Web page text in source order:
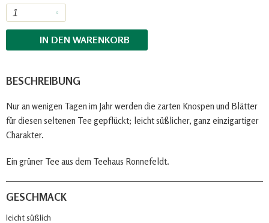
IN DEN WARENKORB
BESCHREIBUNG
Nur an wenigen Tagen im Jahr werden die zarten Knospen und Blätter
für diesen seltenen Tee gepflückt; leicht süßlicher, ganz einzigartiger
Charakter.
Ein grüner Tee aus dem Teehaus Ronnefeldt.
GESCHMACK
leicht süßlich